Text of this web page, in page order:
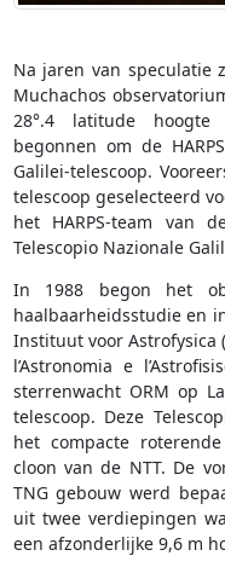
Na jaren van speculatie
Muchachos
28°.4 latitude hoogte
begonnen om de
Galilei-telescoop.
telescoop geselecteerd
het HARPS-team van
Telescopio Nazionale
In 1988 begon het
haalbaarheidsstudie en
Instituut voor Astrofysica
l’Astronomia e
sterrenwacht ORM op
telescoop. Deze
het compacte
cloon van de NTT. De
TNG gebouw werd
uit twee verdiepingen
een afzonderlijke 9,6 m